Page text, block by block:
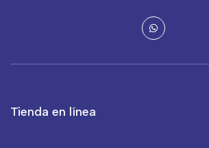
Tienda en línea